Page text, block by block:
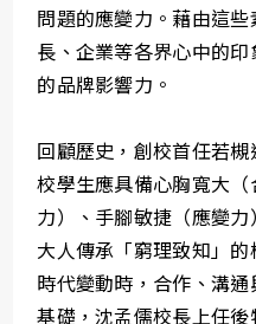
問題的應變力。藉由這
長、企業等各界心中的
的品牌影響力。
回顧歷史，創校首任若
校學生應具備心胸寬大
力）、手腳敏捷（應變
大人傳承「窮理致知」
時代變動時，合作、溝
基礎，沈孟儒校長上任